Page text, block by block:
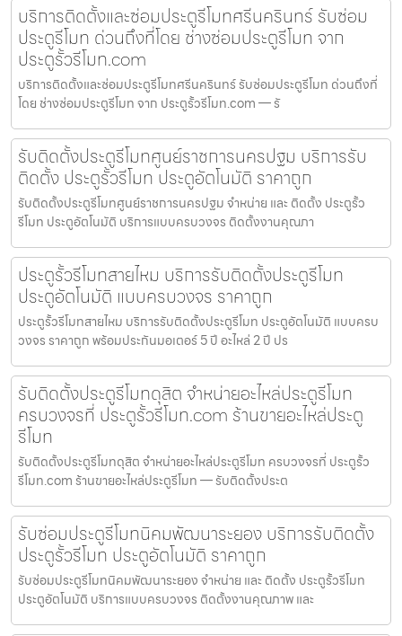
บริการติดตั้งและซ่อมประตูรีโมทศรีนครินทร์ รับซ่อม
ประตูรีโมท ด่วนถึงที่โดย ช่างซ่อมประตูรีโมท จาก
ประตูรั้วรีโมท.com
บริการติดตั้งและซ่อมประตูรีโมทศรีนครินทร์ รับซ่อมประตูรีโมท ด่วนถึงที่
โดย ช่างซ่อมประตูรีโมท จาก ประตูรั้วรีโมท.com — รั
รับติดตั้งประตูรีโมทศูนย์ราชการนครปฐม บริการรับ
ติดตั้ง ประตูรั้วรีโมท ประตูอัตโนมัติ ราคาถูก
รับติดตั้งประตูรีโมทศูนย์ราชการนครปฐม จำหน่าย และ ติดตั้ง ประตูรั้ว
รีโมท ประตูอัตโนมัติ บริการแบบครบวงจร ติดตั้งงานคุณภา
ประตูรั้วรีโมทสายไหม บริการรับติดตั้งประตูรีโมท
ประตูอัตโนมัติ แบบครบวงจร ราคาถูก
ประตูรั้วรีโมทสายไหม บริการรับติดตั้งประตูรีโมท ประตูอัตโนมัติ แบบครบ
วงจร ราคาถูก พร้อมประกันมอเตอร์ 5 ปี อะไหล่ 2 ปี ปร
รับติดตั้งประตูรีโมทดุสิต จำหน่ายอะไหล่ประตูรีโมท
ครบวงจรที่ ประตูรั้วรีโมท.com ร้านขายอะไหล่ประตู
รีโมท
รับติดตั้งประตูรีโมทดุสิต จำหน่ายอะไหล่ประตูรีโมท ครบวงจรที่ ประตูรั้ว
รีโมท.com ร้านขายอะไหล่ประตูรีโมท — รับติดตั้งประต
รับซ่อมประตูรีโมทนิคมพัฒนาระยอง บริการรับติดตั้ง
ประตูรั้วรีโมท ประตูอัตโนมัติ ราคาถูก
รับซ่อมประตูรีโมทนิคมพัฒนาระยอง จำหน่าย และ ติดตั้ง ประตูรั้วรีโมท
ประตูอัตโนมัติ บริการแบบครบวงจร ติดตั้งงานคุณภาพ และ